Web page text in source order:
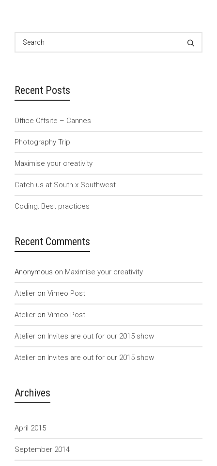
Recent Posts
Office Offsite – Cannes
Photography Trip
Maximise your creativity
Catch us at South x Southwest
Coding: Best practices
Recent Comments
Anonymous on Maximise your creativity
Atelier on Vimeo Post
Atelier on Vimeo Post
Atelier on Invites are out for our 2015 show
Atelier on Invites are out for our 2015 show
Archives
April 2015
September 2014